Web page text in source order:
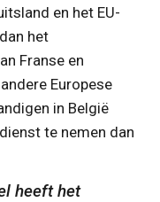
en het EU-
het
Franse en
Europese
in België
te nemen dan
heeft het